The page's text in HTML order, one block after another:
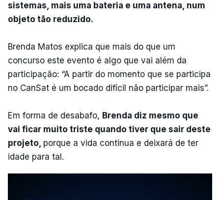
sistemas, mais uma bateria e uma antena, num
objeto tão reduzido.
Brenda Matos explica que mais do que um
concurso este evento é algo que vai além da
participação: “A partir do momento que se participa
no CanSat é um bocado difícil não participar mais”.
Em forma de desabafo, Brenda diz mesmo que
vai ficar muito triste quando tiver que sair deste
projeto, porque a vida continua e deixará de ter
idade para tal.